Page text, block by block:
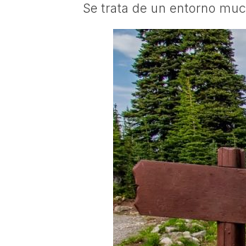
Se trata de un entorno